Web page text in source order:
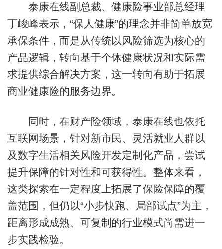
泰康在线副总裁、健康险事业部总经理
丁峻峰表示，“保人健康”的理念并非简单放宽
承保条件，而是从传统以风险筛选为核心的
产品逻辑，转向基于个体健康状况和实际需
求提供综合解决方案，这一转向有助于拓展
商业健康险的服务边界。
同时，在财产险领域，泰康在线也依托
互联网场景，针对新市民、灵活就业人群以
及数字生活相关风险开发定制化产品，尝试
提升保障的针对性和可获得性。整体来看，
这类探索在一定程度上拓展了保险保障的覆
盖范围，但仍以“小步快跑、局部试点”为主，
距离形成成熟、可复制的行业模式尚需进一
步实践检验。